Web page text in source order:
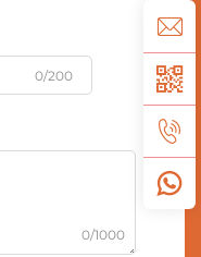
0/200
0/1000